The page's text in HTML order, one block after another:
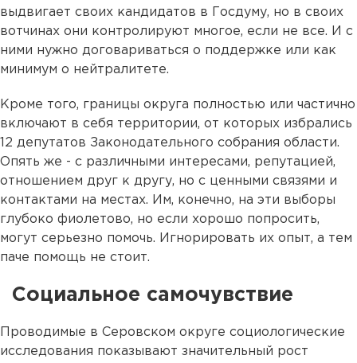
выдвигает своих кандидатов в Госдуму, но в своих
вотчинах они контролируют многое, если не все. И с
ними нужно договариваться о поддержке или как
минимум о нейтралитете.
Кроме того, границы округа полностью или частично
включают в себя территории, от которых избрались
12 депутатов Законодательного собрания области.
Опять же - с различными интересами, репутацией,
отношением друг к другу, но с ценными связями и
контактами на местах. Им, конечно, на эти выборы
глубоко фиолетово, но если хорошо попросить,
могут серьезно помочь. Игнорировать их опыт, а тем
паче помощь не стоит.
Социальное самочувствие
Проводимые в Серовском округе социологические
исследования показывают значительный рост